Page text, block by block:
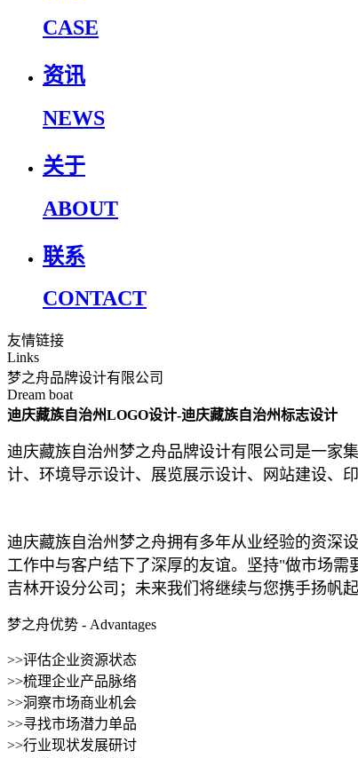
CASE
资讯
NEWS
关于
ABOUT
联系
CONTACT
友情链接
Links
梦之舟品牌设计有限公司
Dream boat
迪庆藏族自治州LOGO设计-迪庆藏族自治州标志设计
迪庆藏族自治州梦之舟品牌设计有限公司是一家
计、环境导示设计、展览展示设计、网站建设、
迪庆藏族自治州梦之舟拥有多年从业经验的资深
工作中与客户结下了深厚的友谊。坚持"做市场
吉林开设分公司；未来我们将继续与您携手扬帆
梦之舟优势 - Advantages
>>评估企业资源状态
>>梳理企业产品脉络
>>洞察市场商业机会
>>寻找市场潜力单品
>>行业现状发展研讨